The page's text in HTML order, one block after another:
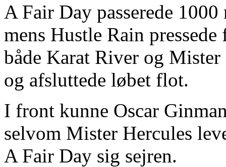
A Fair Day passerede
mens Hustle Rain
både Karat River og
og afsluttede løbet flot.
I front kunne Oscar
selvom Mister Hercules
A Fair Day sig sejren.